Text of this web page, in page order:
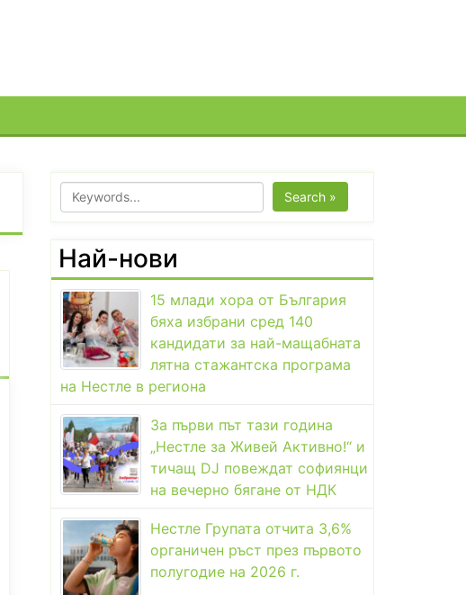
Search »
Най-нови
15 млади хора от България
бяха избрани сред 140
кандидати за най-мащабната
лятна стажантска програма
на Нестле в региона
За първи път тази година
„Нестле за Живей Активно!“ и
тичащ DJ повеждат софиянци
на вечерно бягане от НДК
Нестле Групата отчита 3,6%
органичен ръст през първото
полугодие на 2026 г.